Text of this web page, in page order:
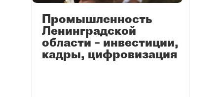
Промышленность
Ленинградской
области – инвестиции,
кадры, цифровизация